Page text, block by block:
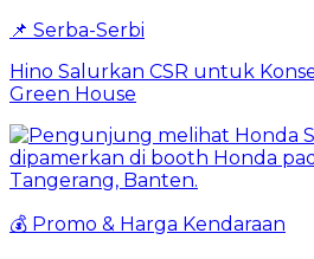
📌 Serba-Serbi
Hino Salurkan CSR untuk
Green House
💰 Promo & Harga Kendaraan